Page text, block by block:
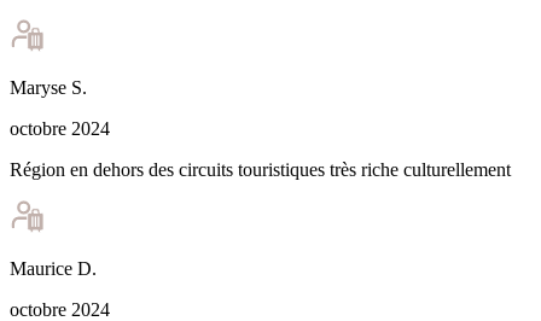
Maryse S.
octobre 2024
Région en dehors des circuits touristiques très riche culturellement
Maurice D.
octobre 2024